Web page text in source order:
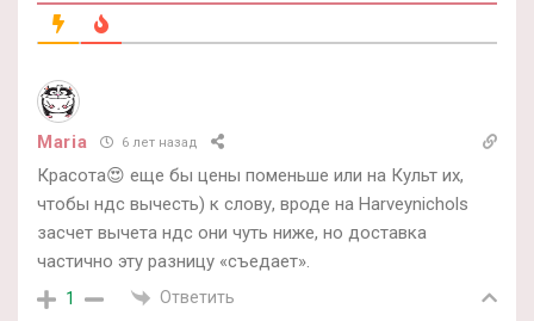
Maria 6 лет назад
Красота😍 еще бы цены поменьше или на Культ их,
чтобы ндс вычесть) к слову, вроде на Harveynichols
засчет вычета ндс они чуть ниже, но доставка
частично эту разницу «съедает».
1 Ответить